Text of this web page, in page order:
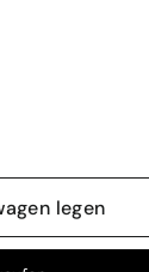
legen